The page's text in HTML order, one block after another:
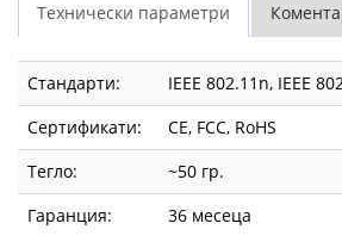
Технически параметри
Стандарти:
IEEE 802.11n, IEEE
Сертификати:
CE, FCC, RoHS
Тегло:
~50 гр.
Гаранция:
36 месеца